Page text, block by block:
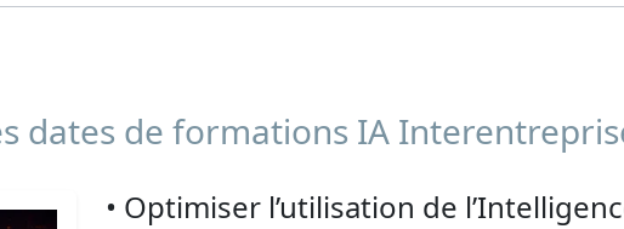
dates de formations IA
• Optimiser l’utilisation de